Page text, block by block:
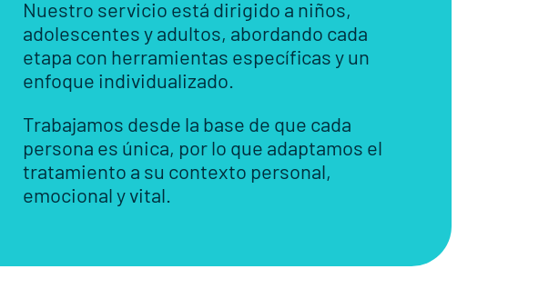
Nuestro servicio está dirigido a niños,
adolescentes y adultos, abordando cada
etapa con herramientas específicas y un
enfoque individualizado.
Trabajamos desde la base de que cada
persona es única, por lo que adaptamos el
tratamiento a su contexto personal,
emocional y vital.